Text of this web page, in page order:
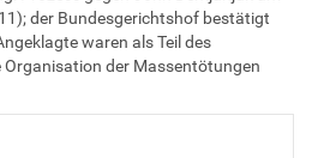
der Bundesgerichtshof bestätigt
waren als Teil des
Organisation der Massentötungen